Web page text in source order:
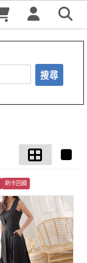
搜尋
刷卡回饋